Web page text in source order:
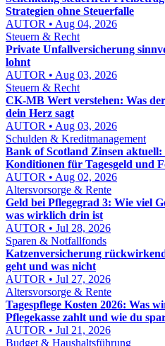
Strategien ohne Steuerfalle
AUTOR • Aug 04, 2026
Steuern & Recht
Private Unfallversicherung
lohnt
AUTOR • Aug 03, 2026
Steuern & Recht
CK-MB Wert verstehen: Was
dein Herz sagt
AUTOR • Aug 03, 2026
Schulden & Kreditmanagement
Bank of Scotland Zinsen aktuell:
Konditionen für Tagesgeld und
AUTOR • Aug 02, 2026
Altersvorsorge & Rente
Geld bei Pflegegrad 3: Wie viel
was wirklich drin ist
AUTOR • Jul 28, 2026
Sparen & Notfallfonds
Katzenversicherung
geht und was nicht
AUTOR • Jul 27, 2026
Altersvorsorge & Rente
Tagespflege Kosten 2026: Was
Pflegekasse zahlt und wie du
AUTOR • Jul 21, 2026
Budget & Haushaltsführung